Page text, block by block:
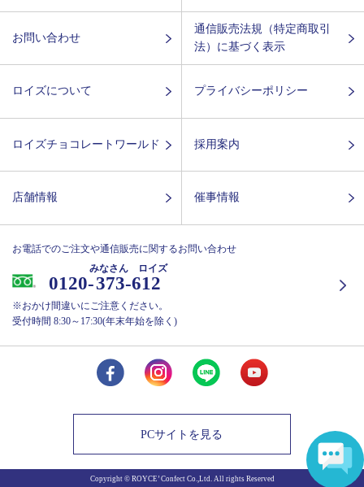
お問い合わせ
通信販売法規（特定商取引
法）に基づく表示
ロイズについて プライバシーポリシー
ロイズチョコレートワールド 採用案内
店舗情報 催事情報
お電話でのご注文や通信販売に関するお問い合わせ
0120-373-612
みなさん ロイズ
※おかけ間違いにご注意ください。
受付時間 8:30～17:30(年末年始を除く)
PCサイトを見る
Copyright © ROYCE’ Confect Co.,Ltd. All rights Reserved